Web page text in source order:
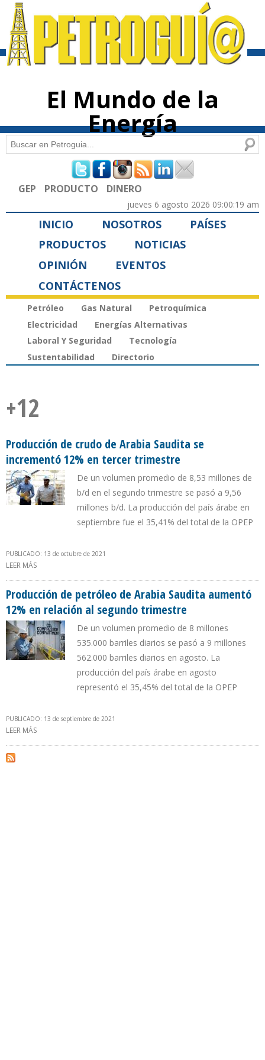
contenido
El Mundo de la
Energía
Formulario de búsqueda
Buscar
GEP PRODUCTO DINERO
jueves 6 agosto 2026 09:00:19 am
INICIO NOSOTROS
PAÍSES
PRODUCTOS
NOTICIAS
OPINIÓN
EVENTOS
CONTÁCTENOS
Petróleo Gas Natural
Petroquímica
Electricidad
Energías Alternativas
Laboral Y Seguridad
Tecnología
Sustentabilidad
Directorio
+12
Producción de crudo de Arabia Saudita se
incrementó 12% en tercer trimestre
De un volumen promedio de 8,53 millones de
b/d en el segundo trimestre se pasó a 9,56
millones b/d. La producción del país árabe en
septiembre fue el 35,41% del total de la OPEP
PUBLICADO: 13 de octubre de 2021
LEER MÁS
Producción de petróleo de Arabia Saudita aumentó
12% en relación al segundo trimestre
De un volumen promedio de 8 millones
535.000 barriles diarios se pasó a 9 millones
562.000 barriles diarios en agosto. La
producción del país árabe en agosto
representó el 35,45% del total de la OPEP
PUBLICADO: 13 de septiembre de 2021
LEER MÁS